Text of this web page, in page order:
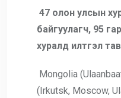
47 олон улсын
байгуулагч, 95
хуралд илтгэл
Mongolia
(Irkutsk, Moscow,